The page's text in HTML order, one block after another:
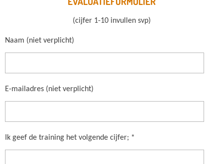
(cijfer 1-10 invullen svp)
Naam (niet verplicht)
E-mailadres (niet verplicht)
Ik geef de training het volgende cijfer; *